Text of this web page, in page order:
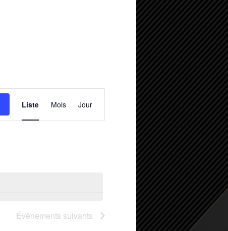
de
vues
Évènement
Liste Mois Jour
Évènements suivants